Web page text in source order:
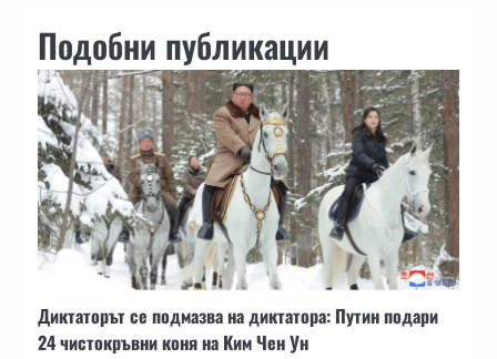
Подобни публикации
Диктаторът се подмазва на диктатора: Путин подари
24 чистокръвни коня на Ким Чен Ун